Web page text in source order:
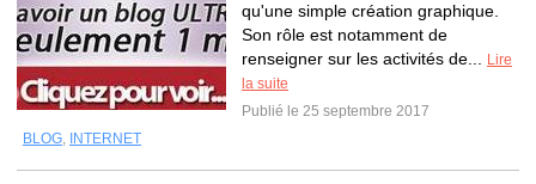
qu'une simple création graphique.
Son rôle est notamment de
renseigner sur les activités de...
Lire
la suite
Publié le 25 septembre 2017
BLOG, INTERNET